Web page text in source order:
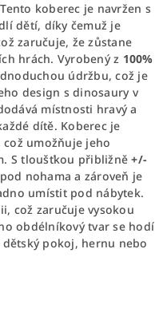
koberec je navržen s
dětí, díky čemuž je
zaručuje, že zůstane
hrách. Vyrobený z 100%
údržbu, což je
design s dinosaury v
místnosti hravý a
dítě. Koberec je
umožňuje jeho
S tloušťkou přibližně+/-
nohama a zároveň je
umístit pod nábytek.
což zaručuje vysokou
obdélníkový tvar se hodí
pokoj, hernu nebo